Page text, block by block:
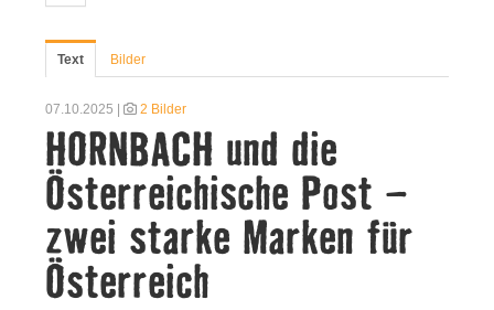
Kontakt
Text Bilder
07.10.2025 | 2 Bilder
HORNBACH und die
Österreichische Post –
zwei starke Marken für
Österreich